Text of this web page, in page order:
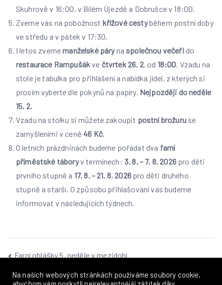
Skuhrově v 16:00, v Bílém Újezdě a Dobrušce v 18:00.
Zveme vás na pobožnost křížové cestyběhem postní doby
ve středu a v pátek v 17:30.
I letos zvememanželské páryna společnou večeřido
restaurace Rampušákve čtvrtek 26. 2. od 18:00. Vzadu na
stole je tabulka pro přihlášení a nabídka jídel, z kterých si
prosím vyberte dle pokynů na papíry. Nejpozději do neděle
15. 2.
Vzadu na stolku si můžete zakoupit postní brožuruse
zamyšleními v ceně46 Kč.
O letních prázdninách budeme pořádat dva farní
příměstské táboryv termínech: 3. 8. – 7. 8. 2026pro děti
prvního stupně a 17. 8. – 21. 8. 2026 pro děti druhého
stupně a starší. O způsobu přihlašování vás budeme
informovat v následujících týdnech.
Navigace
pro
Farní ohlášky 5. neděle v mezidobí
Farní ohlášky 1. neděle postní
Na našich webových stránkách používáme soubory cookie,